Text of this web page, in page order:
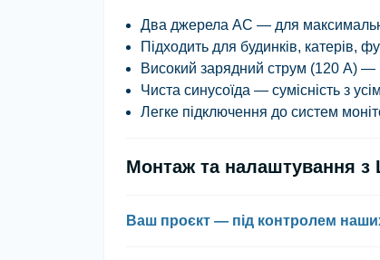
Два джерела AC — для
Підходить для будинків, катерів,
Високий зарядний струм (120 А) —
Чиста синусоїда — сумісність з
Легке підключення до систем
Монтаж та налаштування з
Ваш проєкт — під контролем